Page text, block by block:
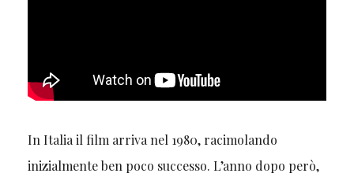
In Italia il film arriva nel 1980, racimolando
inizialmente ben poco successo. L’anno dopo però,